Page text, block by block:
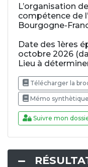
L’organisation
compétence de
Bourgogne-
Date des 1ères
octobre 2026
Lieu à
Télécharger la
Mémo
Suivre mon